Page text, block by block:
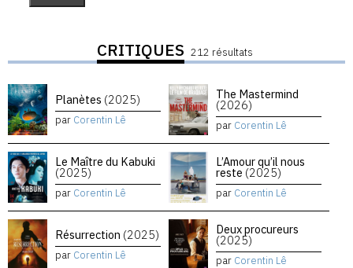
CRITIQUES 212 résultats
Planètes (2025)
par Corentin Lê
The Mastermind
(2026)
par Corentin Lê
Le Maître du Kabuki
(2025)
par Corentin Lê
L’Amour qu’il nous
reste (2025)
par Corentin Lê
Résurrection (2025)
par Corentin Lê
Deux procureurs
(2025)
par Corentin Lê